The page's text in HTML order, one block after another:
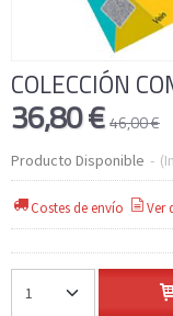
COLECCIÓN
36,80 €46,00 €
Producto Disponible -
Costes de envío Ver